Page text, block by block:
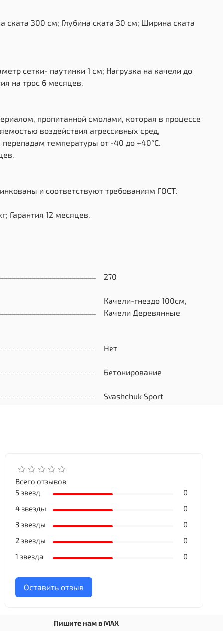
ската 300 см; Глубина ската 30 см; Ширина ската
сетки- паутинки 1 см; Нагрузка на качели до
на трос 6 месяцев.
пропитанной смолами, которая в процессе
воздействия агрессивных сред,
температуры от -40 до +40°С.
и соответствуют требованиям ГОСТ.
Гарантия 12 месяцев.
270
Качели-гнездо 100см,
Качели Деревянные
Нет
Бетонирование
Svashchuk Sport
Всего отзывов
5 звезд
0
4 звезды
0
3 звезды
0
2 звезды
0
1 звезда
0
Оставить отзыв
Пишите нам в MAX